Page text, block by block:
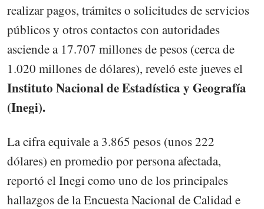
realizar pagos, trámites o solicitudes de servicios
públicos y otros contactos con autoridades
asciende a 17.707 millones de pesos (cerca de
1.020 millones de dólares), reveló este jueves el
Instituto Nacional de Estadística y Geografía
(Inegi).
La cifra equivale a 3.865 pesos (unos 222
dólares) en promedio por persona afectada,
reportó el Inegi como uno de los principales
hallazgos de la Encuesta Nacional de Calidad e